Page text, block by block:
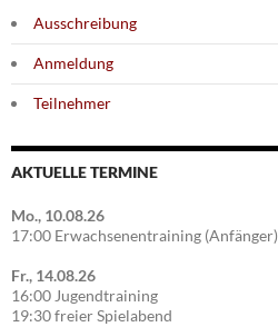
Ausschreibung
Anmeldung
Teilnehmer
AKTUELLE TERMINE
Mo., 10.08.26
17:00 Erwachsenentraining (Anfänger)
Fr., 14.08.26
16:00 Jugendtraining
19:30 freier Spielabend